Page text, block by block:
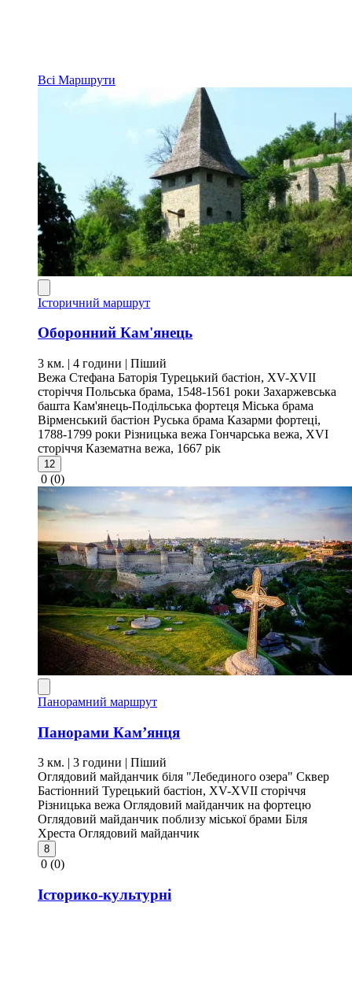
Всі Маршрути
Історичний маршрут
Оборонний Кам'янець
3 км. | 4 години | Піший
Вежа Стефана Баторія Турецький бастіон, XV-XVII
сторіччя Польська брама, 1548-1561 роки Захаржевська
башта Кам'янець-Подільська фортеця Міська брама
Вірменський бастіон Руська брама Казарми фортеці,
1788-1799 роки Різницька вежа Гончарська вежа, XVI
сторіччя Казематна вежа, 1667 рік
12
0 (0)
Панорамний маршрут
Панорами Кам’янця
3 км. | 3 години | Піший
Оглядовий майданчик біля "Лебединого озера" Сквер
Бастіонний Турецький бастіон, XV-XVII сторіччя
Різницька вежа Оглядовий майданчик на фортецю
Оглядовий майданчик поблизу міської брами Біля
Хреста Оглядовий майданчик
8
0 (0)
Історико-культурні